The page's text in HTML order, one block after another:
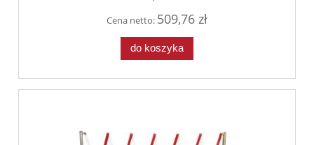
Cena netto: 509,76 zł
do koszyka